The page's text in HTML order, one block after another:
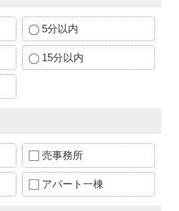
5分以内
15分以内
売事務所
アパート一棟